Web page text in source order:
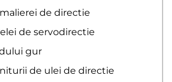
de directie
de servodirectie
gur
de ulei de directie